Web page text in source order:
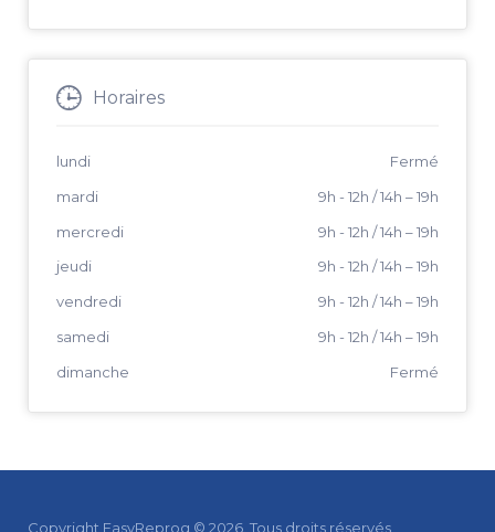
Horaires
lundi
Fermé
mardi
9h - 12h / 14h –19h
mercredi
9h - 12h / 14h –19h
jeudi
9h - 12h / 14h –19h
vendredi
9h - 12h / 14h –19h
samedi
9h - 12h / 14h –19h
dimanche
Fermé
Copyright EasyReprog © 2026. Tous droits réservés